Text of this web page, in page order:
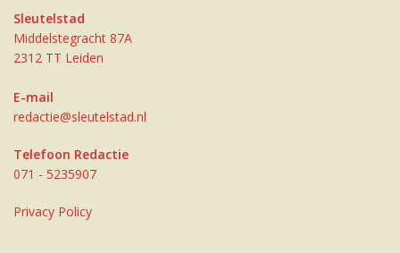
Sleutelstad
Middelstegracht 87A
2312 TT Leiden
E-mail
redactie@sleutelstad.nl
Telefoon Redactie
071 - 5235907
Privacy Policy